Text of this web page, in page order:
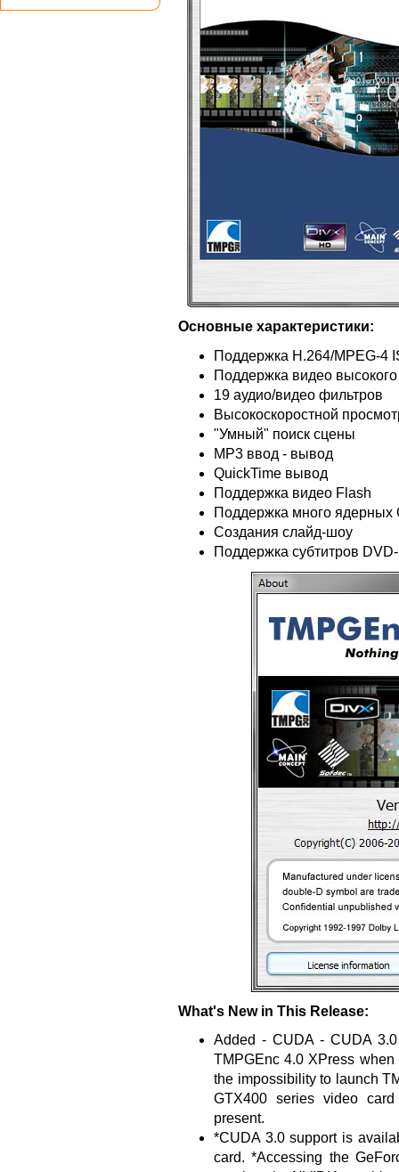
Основные характеристики:
Поддержка H.264/MPEG-4
Поддержка видео
19 аудио/видео фильтров
Высокоскоростной
"Умный" поиск сцены
MP3 ввод - вывод
QuickTime вывод
Поддержка видео Flash
Поддержка много ядерных
Создания слайд-шоу
Поддержка субтитров
What's New in This Release:
Added - CUDA - CUDA
TMPGEnc 4.0 XPress
the impossibility to launch
GTX400 series video
present.
*CUDA 3.0 support is
card. *Accessing the